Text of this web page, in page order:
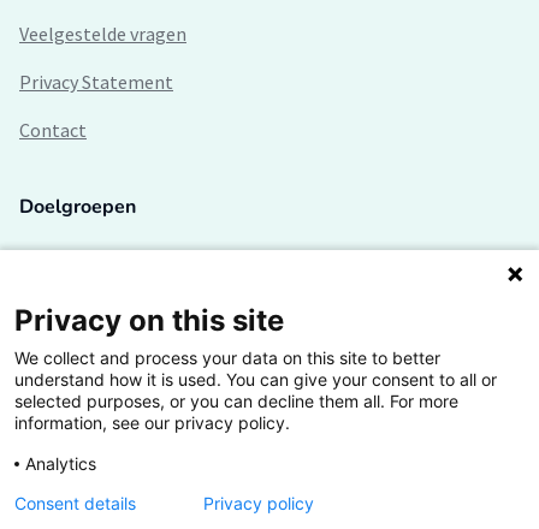
Veelgestelde vragen
Privacy Statement
Contact
Doelgroepen
Lectoren en onderzoekers
Bedrijven
Hogescholen
Privacy on this site
We collect and process your data on this site to better
understand how it is used. You can give your consent to all or
selected purposes, or you can decline them all. For more
information, see our privacy policy.
Analytics
Consent details
Privacy policy